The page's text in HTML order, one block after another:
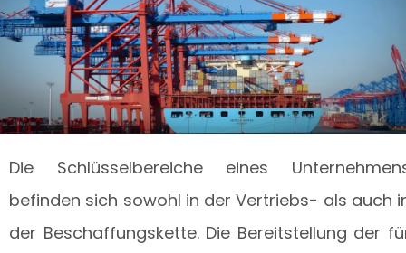
Die Schlüsselbereiche eines
befinden sich sowohl in der Vertriebs- als auch
der Beschaffungskette. Die Bereitstellung der